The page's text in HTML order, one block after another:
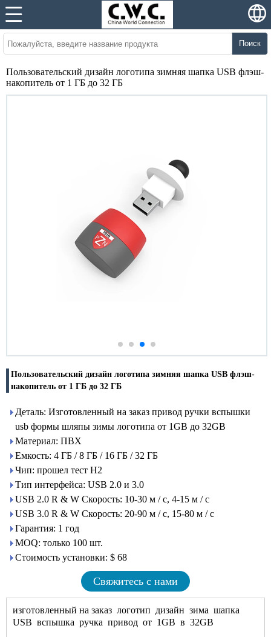
Поиск
Пользовательский дизайн логотипа зимняя шапка USB флэш-
накопитель от 1 ГБ до 32 ГБ
Пользовательский дизайн логотипа зимняя шапка USB флэш-
накопитель от 1 ГБ до 32 ГБ
Деталь: Изготовленный на заказ привод ручки вспышки
usb формы шляпы зимы логотипа от 1GB до 32GB
Материал: ПВХ
Емкость: 4 ГБ / 8 ГБ / 16 ГБ / 32 ГБ
Чип: прошел тест H2
Тип интерфейса: USB 2.0 и 3.0
USB 2.0 R & W Скорость: 10-30 м / с, 4-15 м / с
USB 3.0 R & W Скорость: 20-90 м / с, 15-80 м / с
Гарантия: 1 год
MOQ: только 100 шт.
Стоимость установки: $ 68
Свяжитесь с нами
изготовленный на заказ логотип дизайн зима шапка
USB вспышка ручка привод от 1GB в 32GB